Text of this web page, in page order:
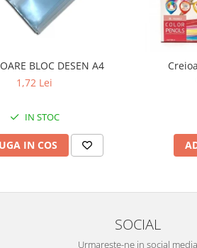
BLOC DESEN A4
1,72 Lei
IN STOC
IN COS
SOCIAL
Urmareste-ne in social media